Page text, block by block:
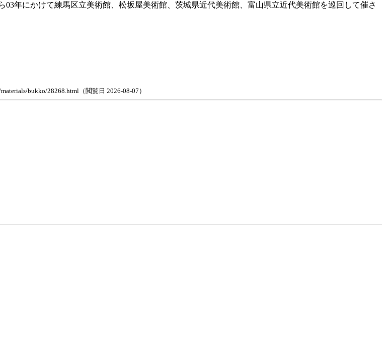
年にかけて練馬区立美術館、松坂屋美術館、茨城県近代美術館、富山県立近代美術館を巡回して催さ
bukko/28268.html（閲覧日 2026-08-07）